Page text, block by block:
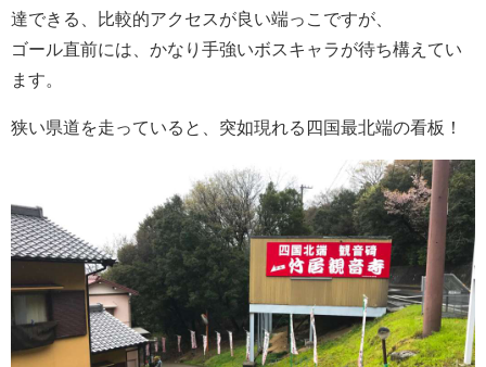
達できる、比較的アクセスが良い端っこですが、
ゴール直前には、かなり手強いボスキャラが待ち構えてい
ます。
狭い県道を走っていると、突如現れる四国最北端の看板！